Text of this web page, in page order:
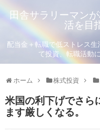
田舎サラリーマン
活を目
配当金＋転職で低ストレス
て投資、転職活動
ホーム 株式投資
米国の利下げでさら
ます厳しくなる。